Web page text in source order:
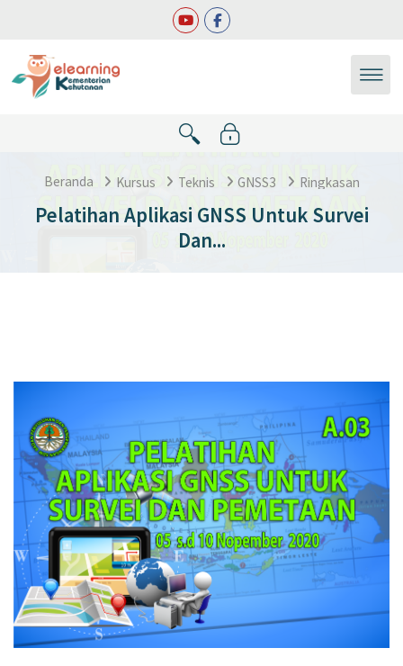
Beranda Kursus Teknis GNSS3 Ringkasan
Pelatihan Aplikasi GNSS Untuk Survei
Dan...